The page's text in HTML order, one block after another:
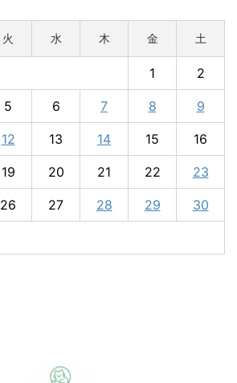
火 水 木 金 土
1 2
5 6 7 8 9
12 13 14 15 16
19 20 21 22 23
26 27 28 29 30